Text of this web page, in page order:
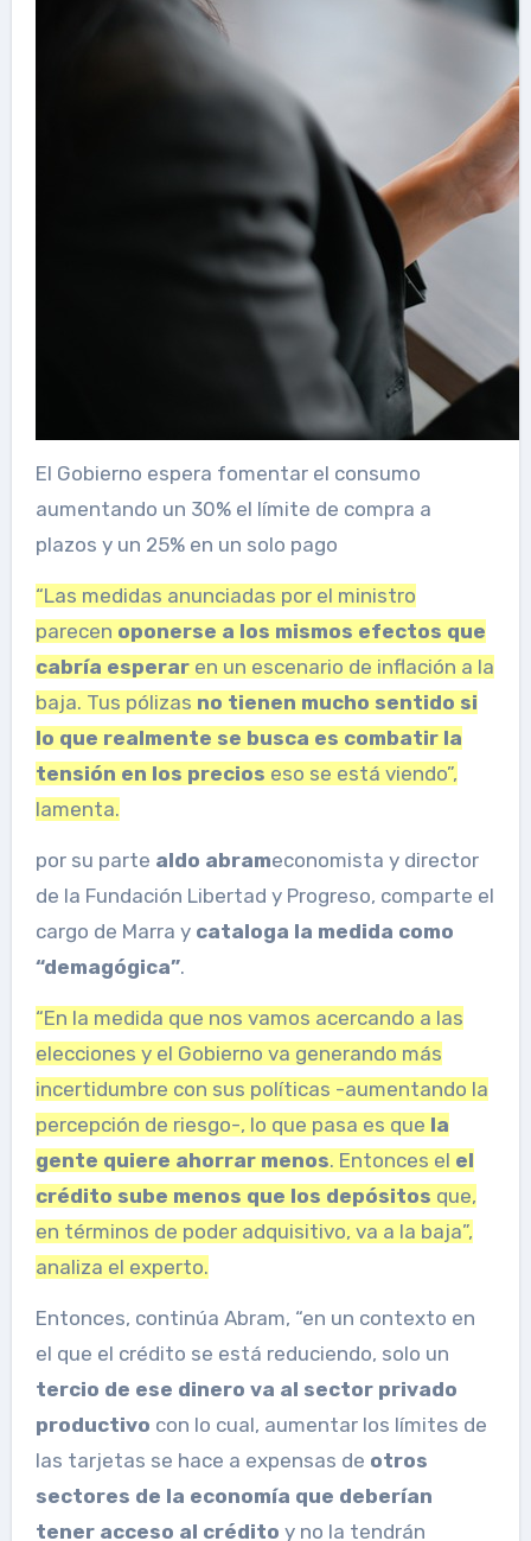
El Gobierno espera fomentar el consumo
aumentando un 30% el límite de compra a
plazos y un 25% en un solo pago
“Las medidas anunciadas por el ministro
parecen oponerse a los mismos efectos que
cabría esperaren un escenario de inflación a la
baja. Tus pólizas no tienen mucho sentido si
lo que realmente se busca es combatir la
tensión en los precios eso se está viendo”,
lamenta.
por su parte aldo abrameconomista y director
de la Fundación Libertad y Progreso, comparte el
cargo de Marra y cataloga la medida como
“demagógica”.
“En la medida que nos vamos acercando a las
elecciones y el Gobierno va generando más
incertidumbre con sus políticas -aumentando la
percepción de riesgo-, lo que pasa es que la
gente quiere ahorrar menos. Entonces el el
crédito sube menos que los depósitos que,
en términos de poder adquisitivo, va a la baja”,
analiza el experto.
Entonces, continúa Abram, “en un contexto en
el que el crédito se está reduciendo, solo un
tercio de ese dinero va al sector privado
productivo con lo cual, aumentar los límites de
las tarjetas se hace a expensas de otros
sectores de la economía que deberían
tener acceso al crédito y no la tendrán